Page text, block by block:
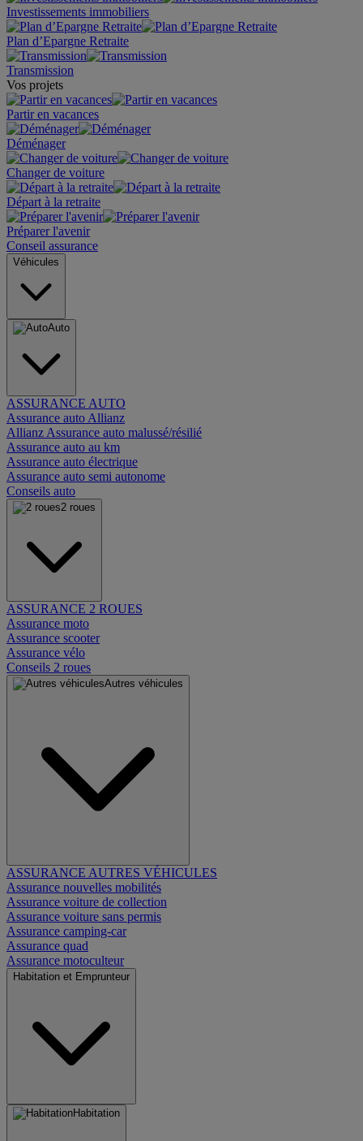
Investissements immobiliers
Plan d’Epargne Retraite
Transmission
Vos projets
Partir en vacances
Déménager
Changer de voiture
Départ à la retraite
Préparer l'avenir
Conseil assurance
Véhicules
Auto
ASSURANCE AUTO
Assurance auto Allianz
Allianz Assurance auto malussé/résilié
Assurance auto au km
Assurance auto électrique
Assurance auto semi autonome
Conseils auto
2 roues
ASSURANCE 2 ROUES
Assurance moto
Assurance scooter
Assurance vélo
Conseils 2 roues
Autres véhicules
ASSURANCE AUTRES VÉHICULES
Assurance nouvelles mobilités
Assurance voiture de collection
Assurance voiture sans permis
Assurance camping-car
Assurance quad
Assurance motoculteur
Habitation et Emprunteur
Habitation